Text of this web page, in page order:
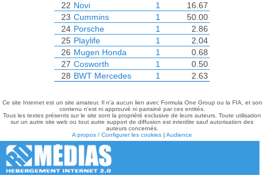
22 Novi 1
16.67
23 Cummins 1
50.00
24 Porsche 1
2.86
25 Playlife 1
2.04
26 Mugen Honda 1
0.68
27 Cosworth 1
0.50
28 BWT Mercedes 1 2.63
Ce site Internet est un site amateur. Il n'a aucun lien avec Formula One Group ou la FIA, et son
contenu n'est ni approuvé ni parrainé par ces entités.
Tous les textes présents sur le site sont la propriété exclusive de leurs auteurs. Toute utilisation
sur un autre site web ou tout autre support de diffusion est interdite sauf autorisation des
auteurs concernés.
A propos / Configurer les cookies | Audience